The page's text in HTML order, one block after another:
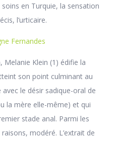
en Turquie, la sensation
l’urticaire.
Fernandes
Melanie Klein (1) édifie la
son point culminant au
le désir sadique-oral de
la mère elle-même) et qui
stade anal. Parmi les
modéré. L’extrait de